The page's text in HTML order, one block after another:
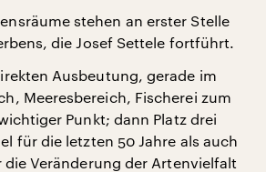
stehen an erster Stelle
die Josef Settele fortführt.
Ausbeutung, gerade im
Meeresbereich, Fischerei zum
Punkt; dann Platz drei
für die letzten 50 Jahre als auch
die Veränderung der Artenvielfalt